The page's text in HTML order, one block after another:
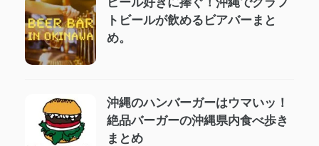
トビールが飲めるビアバーまと
め。
沖縄のハンバーガーはウマいッ！
絶品バーガーの沖縄県内食べ歩き
まとめ